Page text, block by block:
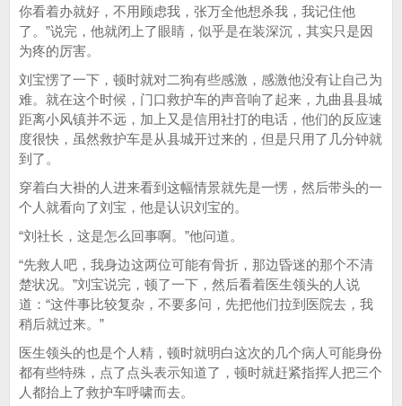
你看着办就好，不用顾虑我，张万全他想杀我，我记住他
了。”说完，他就闭上了眼睛，似乎是在装深沉，其实只是因
为疼的厉害。
刘宝愣了一下，顿时就对二狗有些感激，感激他没有让自己为
难。就在这个时候，门口救护车的声音响了起来，九曲县县城
距离小风镇并不远，加上又是信用社打的电话，他们的反应速
度很快，虽然救护车是从县城开过来的，但是只用了几分钟就
到了。
穿着白大褂的人进来看到这幅情景就先是一愣，然后带头的一
个人就看向了刘宝，他是认识刘宝的。
“刘社长，这是怎么回事啊。”他问道。
“先救人吧，我身边这两位可能有骨折，那边昏迷的那个不清
楚状况。”刘宝说完，顿了一下，然后看着医生领头的人说
道：“这件事比较复杂，不要多问，先把他们拉到医院去，我
稍后就过来。”
医生领头的也是个人精，顿时就明白这次的几个病人可能身份
都有些特殊，点了点头表示知道了，顿时就赶紧指挥人把三个
人都抬上了救护车呼啸而去。